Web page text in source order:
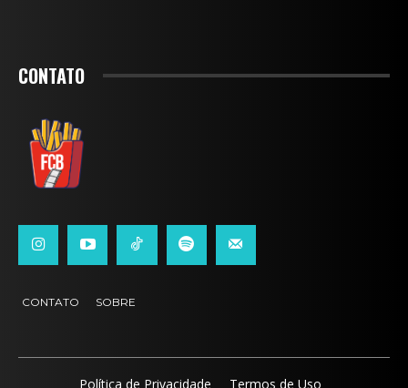
CONTATO
CONTATO SOBRE
Política de Privacidade Termos de Uso